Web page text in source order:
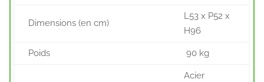
Dimensions (en cm)
L53 x P52 x
H96
Poids 90 kg
Acier